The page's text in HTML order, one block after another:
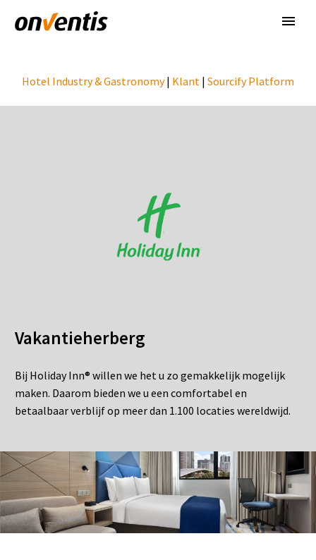
Hotel Industry & Gastronomy| Klant | Sourcify Platform
Vakantieherberg
Bij Holiday Inn® willen we het u zo gemakkelijk mogelijk
maken. Daarom bieden we u een comfortabel en
betaalbaar verblijf op meer dan 1.100 locaties wereldwijd.